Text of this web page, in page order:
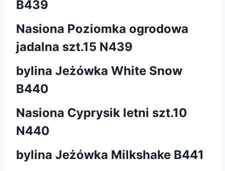
B439
Nasiona Poziomka ogrodowa
jadalna szt.15 N439
bylina Jeżówka White Snow
B440
Nasiona Cyprysik letni szt.10
N440
bylina Jeżówka Milkshake B441